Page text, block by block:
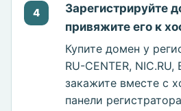
4
Зарегистрируйте
привяжите его к
Купите домен у
RU-CENTER,
закажите вместе с
панели